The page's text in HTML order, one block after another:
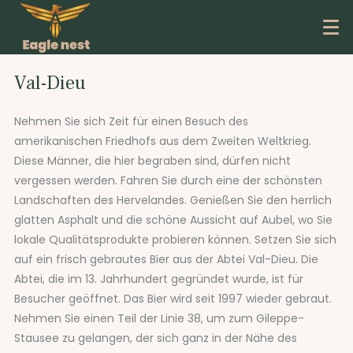
Val-Dieu
Nehmen Sie sich Zeit für einen Besuch des
amerikanischen Friedhofs aus dem Zweiten Weltkrieg.
Diese Männer, die hier begraben sind, dürfen nicht
vergessen werden. Fahren Sie durch eine der schönsten
Landschaften des Hervelandes. Genießen Sie den herrlich
glatten Asphalt und die schöne Aussicht auf Aubel, wo Sie
lokale Qualitätsprodukte probieren können. Setzen Sie sich
auf ein frisch gebrautes Bier aus der Abtei Val-Dieu. Die
Abtei, die im 13. Jahrhundert gegründet wurde, ist für
Besucher geöffnet. Das Bier wird seit 1997 wieder gebraut.
Nehmen Sie einen Teil der Linie 38, um zum Gileppe-
Stausee zu gelangen, der sich ganz in der Nähe des